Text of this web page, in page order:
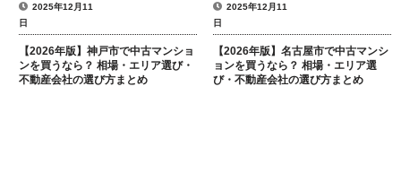
2025年12月11
日
【2026年版】神戸市で中古マンショ
ンを買うなら？ 相場・エリア選び・
不動産会社の選び方まとめ
2025年12月11
日
【2026年版】名古屋市で中古マンシ
ョンを買うなら？ 相場・エリア選
び・不動産会社の選び方まとめ